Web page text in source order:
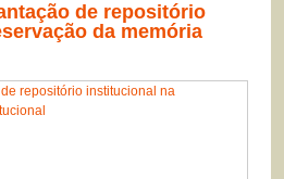
de repositório
da memória